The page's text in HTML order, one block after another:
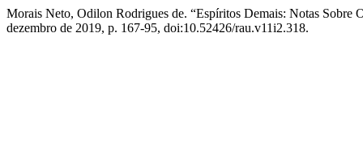
Morais Neto, Odilon Rodrigues de. “Espíritos Demais: Notas Sobre
dezembro de 2019, p. 167-95, doi:10.52426/rau.v11i2.318.